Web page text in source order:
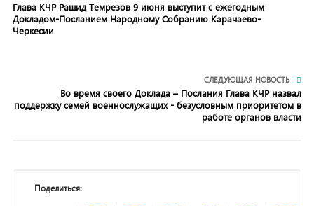
Глава КЧР Рашид Темрезов 9 июня выступит с ежегодным
Докладом-Посланием Народному Собранию Карачаево-
Черкесии
СЛЕДУЮЩАЯ НОВОСТЬ
Во время своего Доклада – Послания Глава КЧР назвал
поддержку семей военнослужащих - безусловным приоритетом в
работе органов власти
Поделиться: